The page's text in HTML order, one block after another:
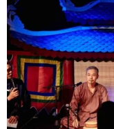
TIN CÙNG
Đà Nẵng mở rộng
nhân mất tích
Mũi Nghê
09/08/2026 08:59